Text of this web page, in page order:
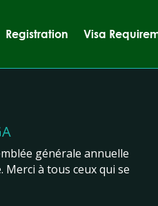
Registration Visa
générale annuelle
Merci à tous ceux qui se